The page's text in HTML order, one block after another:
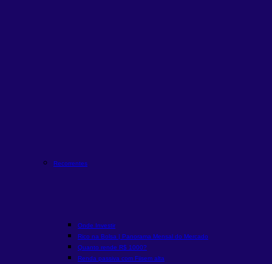
Recorrentes
Onde Investir
Rico na Bolsa | Panorama Mensal do Mercado
Quanto rende R$ 1000?
Renda passiva com Fiisem alta